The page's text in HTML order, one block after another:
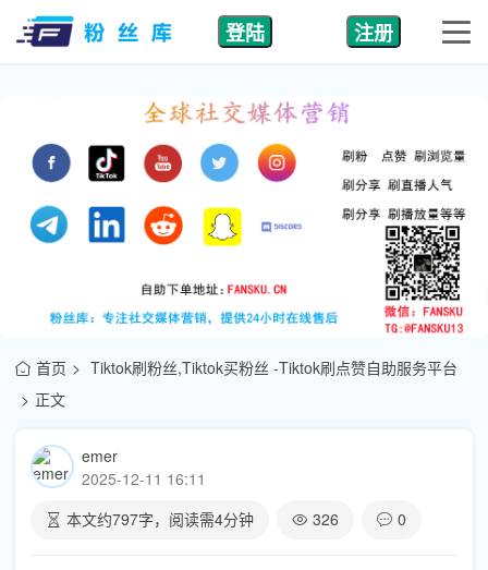
登陆 注册
首页
Tiktok刷粉丝,Tiktok买粉丝 -Tiktok刷点赞自助服务平台
正文
emer
2025-12-11 16:11
本文约797字，阅读需4分钟 326 0